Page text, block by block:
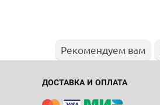
Рекомендуем вам
ДОСТАВКА И ОПЛАТА